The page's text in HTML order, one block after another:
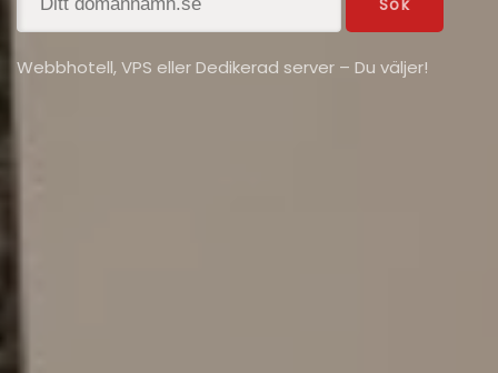
Webbhotell, VPS eller Dedikerad server – Du väljer!